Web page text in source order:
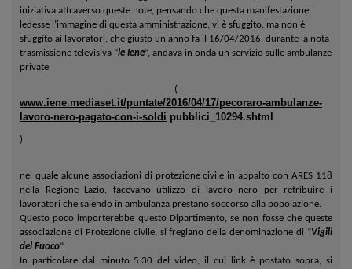
iniziativa attraverso queste note, pensando che questa manifestazione
ledesse l’immagine di questa amministrazione, vi è sfuggito, ma non è
sfuggito ai lavoratori, che giusto un anno fa il 16/04/2016, durante la nota
trasmissione televisiva “le Iene”, andava in onda un servizio sulle ambulanze
private
(
www.iene.mediaset.it/puntate/2016/04/17/pecoraro-ambulanze-
lavoro-nero-pagato-con-i-soldi pubblici_10294.shtml
)
nel quale alcune associazioni di protezione civile in appalto con ARES 118
nella Regione Lazio, facevano utilizzo di lavoro nero per retribuire i
lavoratori che salendo in ambulanza prestano soccorso alla popolazione.
Questo poco importerebbe questo Dipartimento, se non fosse che queste
associazione di Protezione civile, si fregiano della denominazione di “Vigili
del Fuoco”.
In particolare dal minuto 5:30 del video, il cui link è postato sopra, si